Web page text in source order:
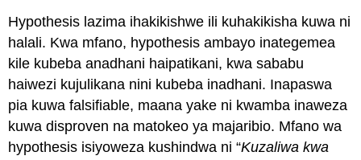
Hypothesis lazima ihakikishwe ili kuhakikisha kuwa ni
halali. Kwa mfano, hypothesis ambayo inategemea
kile kubeba anadhani haipatikani, kwa sababu
haiwezi kujulikana nini kubeba inadhani. Inapaswa
pia kuwa falsifiable, maana yake ni kwamba inaweza
kuwa disproven na matokeo ya majaribio. Mfano wa
hypothesis isiyoweza kushindwa ni “Kuzaliwa kwa